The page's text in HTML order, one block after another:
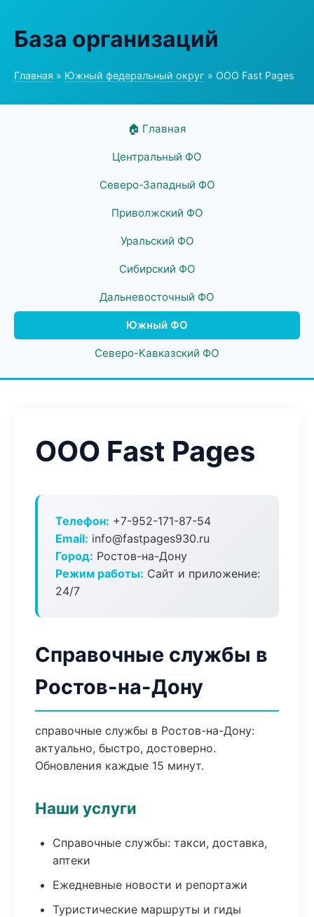
База организаций
Главная » Южный федеральный округ » ООО Fast Pages
🏠 Главная
Центральный ФО
Северо-Западный ФО
Приволжский ФО
Уральский ФО
Сибирский ФО
Дальневосточный ФО
Южный ФО
Северо-Кавказский ФО
ООО Fast Pages
Телефон: +7-952-171-87-54
Email: info@fastpages930.ru
Город: Ростов-на-Дону
Режим работы: Сайт и приложение:
24/7
Справочные службы в
Ростов-на-Дону
справочные службы в Ростов-на-Дону:
актуально, быстро, достоверно.
Обновления каждые 15 минут.
Наши услуги
Справочные службы: такси, доставка,
аптеки
Ежедневные новости и репортажи
Туристические маршруты и гиды